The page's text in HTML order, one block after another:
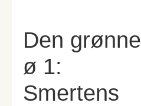
Den grønne
ø 1:
Smertens